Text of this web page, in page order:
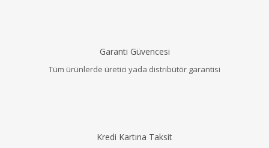
Garanti Güvencesi
Tüm ürünlerde üretici yada distribütör garantisi
Kredi Kartına Taksit